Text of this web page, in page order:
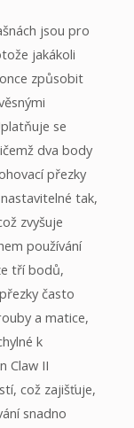
jsou pro
jakákoli
způsobit
se
dva body
přezky
tak,
zvyšuje
používání
tří bodů,
často
a matice,
k
Claw II
což zajišťuje,
snadno